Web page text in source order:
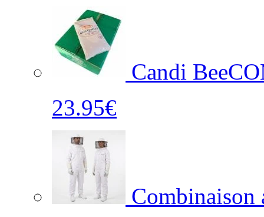
Candi
23.95€
Combinaison